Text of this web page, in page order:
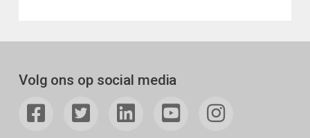
Volg ons op social media